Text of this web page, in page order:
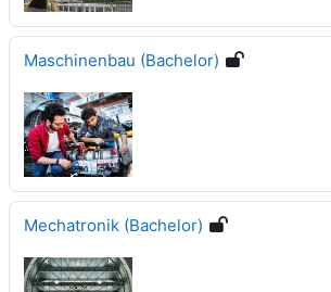
Maschinenbau (Bachelor)
Mechatronik (Bachelor)